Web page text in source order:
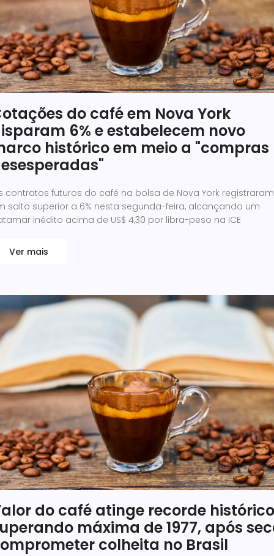
do café em Nova York
6% e estabelecem novo
histórico em meio a "compras
contratos futuros do café na bolsa de Nova York registraram
salto superior a 6% nesta segunda-feira, alcançando um
inédito acima de US$ 4,30 por libra-peso na ICE
Ver mais
do café atinge recorde
máxima de 1977, após
colheita no Brasil